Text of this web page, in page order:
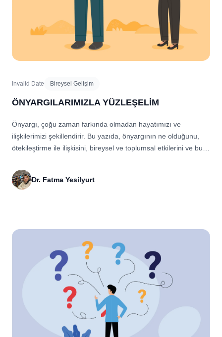
Invalid Date Bireysel Gelişim
ÖNYARGILARIMIZLA YÜZLEŞELİM
Önyargı, çoğu zaman farkında olmadan hayatımızı ve
ilişkilerimizi şekillendirir. Bu yazıda, önyargının ne olduğunu,
ötekileştirme ile ilişkisini, bireysel ve toplumsal etkilerini ve bu
Anahtar Kelimeler (Etiketler): önyargı, ötekileştirme, psikoloji,
toplumsal barış, empati, bireysel gelişim, zihinsel dönüşüm,
Dr. Fatma Yesilyurt